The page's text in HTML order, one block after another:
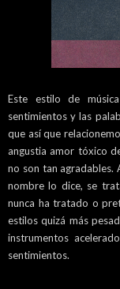
Este estilo de
sentimientos y las
que así que
angustia amor tóxico
no son tan agradables.
nombre lo dice, se
nunca ha tratado o
estilos quizá más
instrumentos
sentimientos.